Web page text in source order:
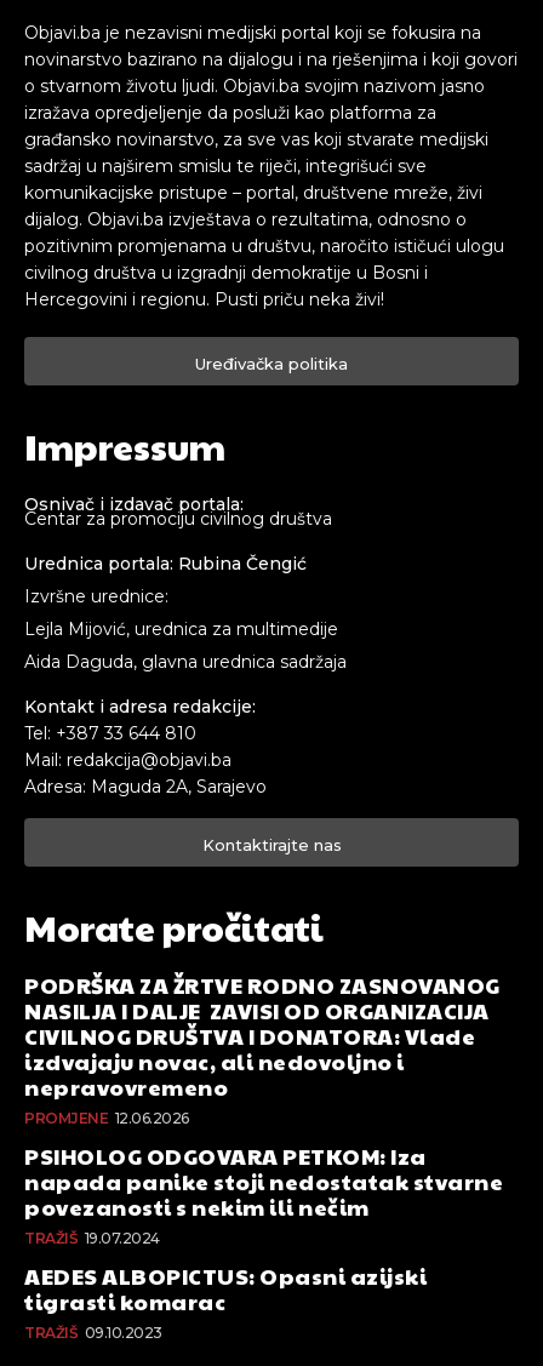
Objavi.ba je nezavisni medijski portal koji se fokusira na
novinarstvo bazirano na dijalogu i na rješenjima i koji govori
o stvarnom životu ljudi. Objavi.ba svojim nazivom jasno
izražava opredjeljenje da posluži kao platforma za
građansko novinarstvo, za sve vas koji stvarate medijski
sadržaj u najširem smislu te riječi, integrišući sve
komunikacijske pristupe – portal, društvene mreže, živi
dijalog. Objavi.ba izvještava o rezultatima, odnosno o
pozitivnim promjenama u društvu, naročito ističući ulogu
civilnog društva u izgradnji demokratije u Bosni i
Hercegovini i regionu. Pusti priču neka živi!
Uređivačka politika
Impressum
Osnivač i izdavač portala:
Centar za promociju civilnog društva
Urednica portala: Rubina Čengić
Izvršne urednice:
Lejla Mijović, urednica za multimedije
Aida Daguda, glavna urednica sadržaja
Kontakt i adresa redakcije:
Tel: +387 33 644 810
Mail: redakcija@objavi.ba
Adresa: Maguda 2A, Sarajevo
Kontaktirajte nas
Morate pročitati
PODRŠKA ZA ŽRTVE RODNO ZASNOVANOG
NASILJA I DALJE ZAVISI OD ORGANIZACIJA
CIVILNOG DRUŠTVA I DONATORA: Vlade
izdvajaju novac, ali nedovoljno i
nepravovremeno
PROMJENE 12.06.2026
PSIHOLOG ODGOVARA PETKOM: Iza
napada panike stoji nedostatak stvarne
povezanosti s nekim ili nečim
TRAŽIŠ 19.07.2024
AEDES ALBOPICTUS: Opasni azijski
tigrasti komarac
TRAŽIŠ 09.10.2023